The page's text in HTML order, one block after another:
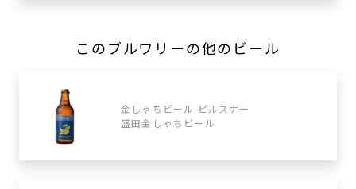
このブルワリーの他のビール
金しゃちビール ピルスナー
盛田金しゃちビール